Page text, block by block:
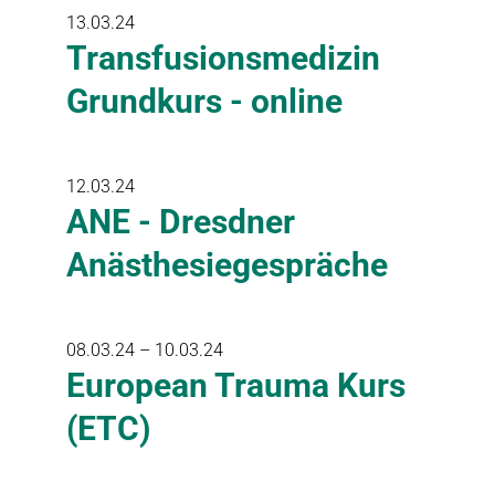
13.03.24
Transfusionsmedizin
Grundkurs - online
12.03.24
ANE - Dresdner
Anästhesiegespräche
08.03.24 – 10.03.24
European Trauma Kurs
(ETC)